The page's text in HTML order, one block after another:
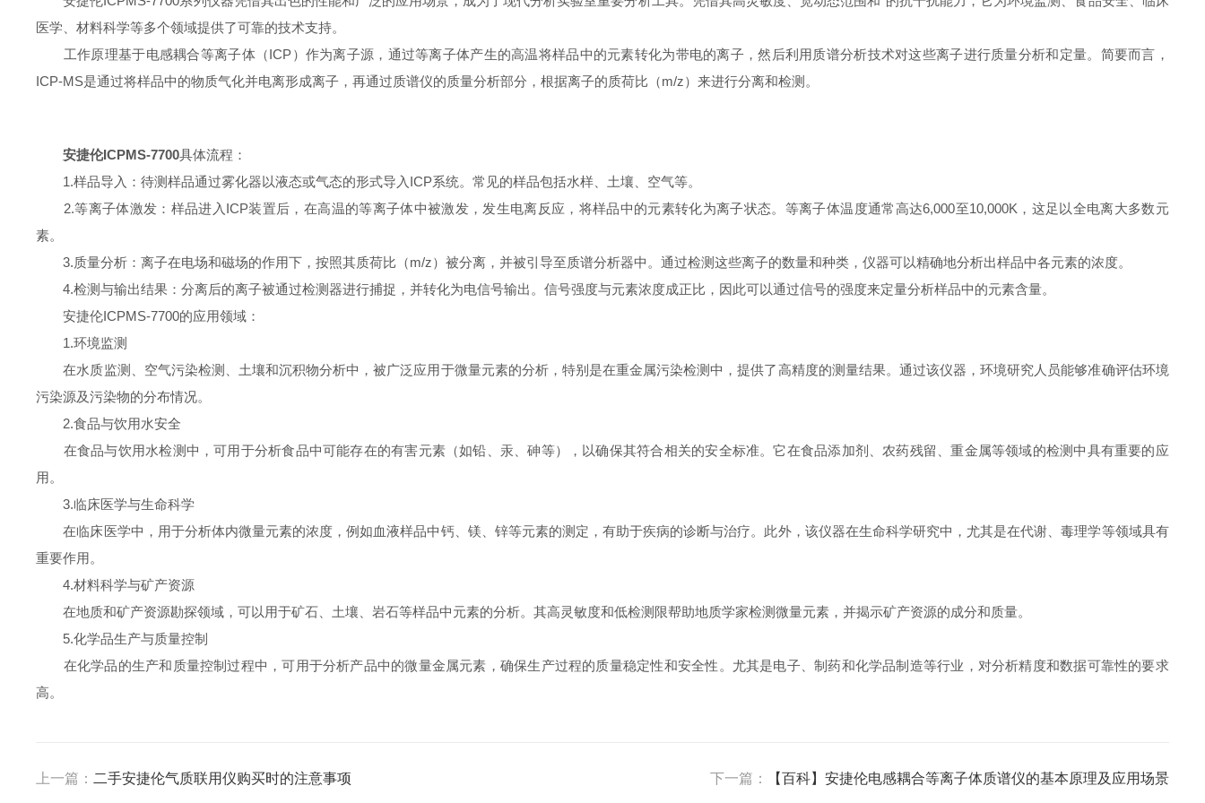
医学、材料科学等多个领域提供了可靠的技术支持。
工作原理基于电感耦合等离子体（ICP）作为离子源，通过等离子体产生的高温将样品中的元素转化为带电的离子，然后利用质谱分析技术对这些离子进行质量分析和定量。简要而言，
ICP-MS是通过将样品中的物质气化并电离形成离子，再通过质谱仪的质量分析部分，根据离子的质荷比（m/z）来进行分离和检测。
安捷伦ICPMS-7700具体流程：
1.样品导入：待测样品通过雾化器以液态或气态的形式导入ICP系统。常见的样品包括水样、土壤、空气等。
2.等离子体激发：样品进入ICP装置后，在高温的等离子体中被激发，发生电离反应，将样品中的元素转化为离子状态。等离子体温度通常高达6,000至10,000K，这足以全电离大多数元
素。
3.质量分析：离子在电场和磁场的作用下，按照其质荷比（m/z）被分离，并被引导至质谱分析器中。通过检测这些离子的数量和种类，仪器可以精确地分析出样品中各元素的浓度。
4.检测与输出结果：分离后的离子被通过检测器进行捕捉，并转化为电信号输出。信号强度与元素浓度成正比，因此可以通过信号的强度来定量分析样品中的元素含量。
安捷伦ICPMS-7700的应用领域：
1.环境监测
在水质监测、空气污染检测、土壤和沉积物分析中，被广泛应用于微量元素的分析，特别是在重金属污染检测中，提供了高精度的测量结果。通过该仪器，环境研究人员能够准确评估环境
污染源及污染物的分布情况。
2.食品与饮用水安全
在食品与饮用水检测中，可用于分析食品中可能存在的有害元素（如铅、汞、砷等），以确保其符合相关的安全标准。它在食品添加剂、农药残留、重金属等领域的检测中具有重要的应
用。
3.临床医学与生命科学
在临床医学中，用于分析体内微量元素的浓度，例如血液样品中钙、镁、锌等元素的测定，有助于疾病的诊断与治疗。此外，该仪器在生命科学研究中，尤其是在代谢、毒理学等领域具有
重要作用。
4.材料科学与矿产资源
在地质和矿产资源勘探领域，可以用于矿石、土壤、岩石等样品中元素的分析。其高灵敏度和低检测限帮助地质学家检测微量元素，并揭示矿产资源的成分和质量。
5.化学品生产与质量控制
在化学品的生产和质量控制过程中，可用于分析产品中的微量金属元素，确保生产过程的质量稳定性和安全性。尤其是电子、制药和化学品制造等行业，对分析精度和数据可靠性的要求
高。
上一篇： 二手安捷伦气质联用仪购买时的注意事项 下一篇： 【百科】安捷伦电感耦合等离子体质谱仪的基本原理及应用场景